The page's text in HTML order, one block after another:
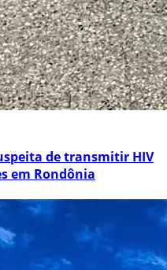
de transmitir HIV
em Rondônia